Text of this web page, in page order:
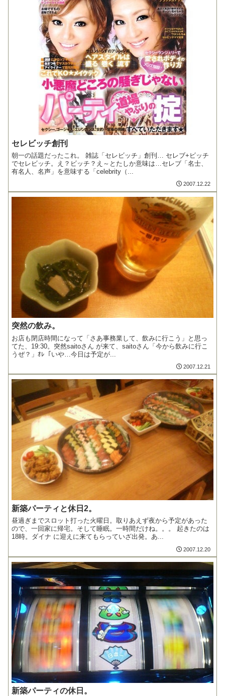
セレビッチ創刊
朝一の話題だったこれ。 雑誌「セレビッチ」創刊… セレブ+ビッチ
でセレビッチ。え？ビッチ？え～とたしか意味は…セレブ「名士、
有名人、名声」を意味する「celebrity（...
2007.12.22
突然の飲み。
お店も閉店時間になって「さあ事務業して、飲みに行こう」と思っ
てた、19:30。突然saitoさん が来て、saitoさん「今から飲みに行こ
うぜ？」ｵﾚ「いや…今日は予定が...
2007.12.21
新築パーティと休日2。
昼過ぎまでスロット打った火曜日。取りあえず夜から予定があった
ので、一回家に帰宅。そして睡眠。一時間だけね。。。 起きたのは
18時。ダイナ に迎えに来てもらっていざ出発。あ...
2007.12.20
新築パーティの休日。